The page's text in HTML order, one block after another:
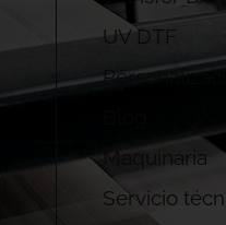
UV DTF
Maquinaria
Servicio